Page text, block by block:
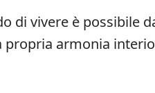
di vivere è possibile
propria armonia